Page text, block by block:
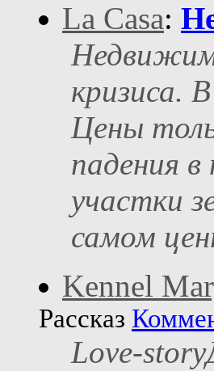
La Casa:
кризиса.
Цены
падения в
участки
самом
Kennel
Рассказ
Love-